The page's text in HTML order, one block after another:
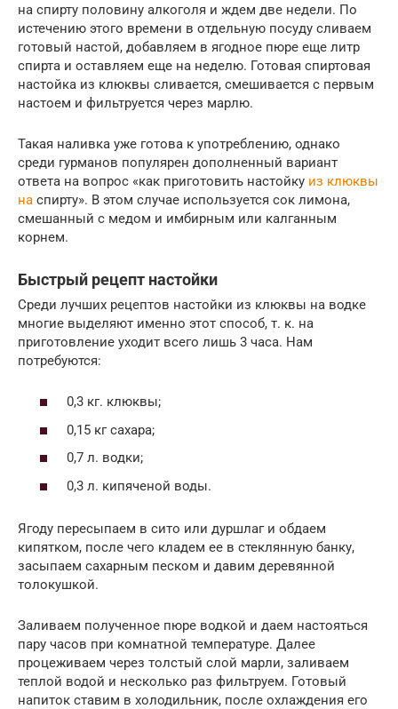
на спирту половину алкоголя и ждем две недели. По
истечению этого времени в отдельную посуду сливаем
готовый настой, добавляем в ягодное пюре еще литр
спирта и оставляем еще на неделю. Готовая спиртовая
настойка из клюквы сливается, смешивается с первым
настоем и фильтруется через марлю.
Такая наливка уже готова к употреблению, однако
среди гурманов популярен дополненный вариант
ответа на вопрос «как приготовить настойку из клюквы
на спирту». В этом случае используется сок лимона,
смешанный с медом и имбирным или калганным
корнем.
Быстрый рецепт настойки
Среди лучших рецептов настойки из клюквы на водке
многие выделяют именно этот способ, т. к. на
приготовление уходит всего лишь 3 часа. Нам
потребуются:
0,3 кг. клюквы;
0,15 кг сахара;
0,7 л. водки;
0,3 л. кипяченой воды.
Ягоду пересыпаем в сито или дуршлаг и обдаем
кипятком, после чего кладем ее в стеклянную банку,
засыпаем сахарным песком и давим деревянной
толокушкой.
Заливаем полученное пюре водкой и даем настояться
пару часов при комнатной температуре. Далее
процеживаем через толстый слой марли, заливаем
теплой водой и несколько раз фильтруем. Готовый
напиток ставим в холодильник, после охлаждения его